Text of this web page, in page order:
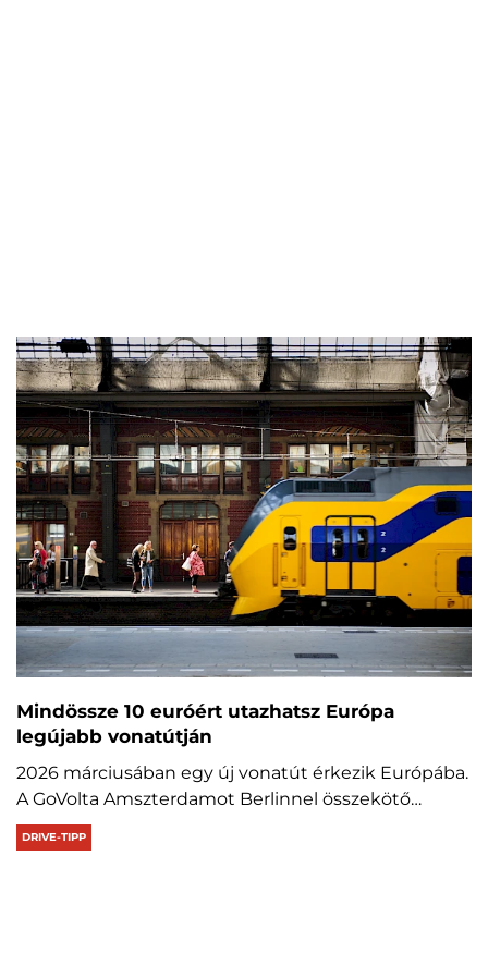
Mindössze 10 euróért utazhatsz Európa
legújabb vonatútján
2026 márciusában egy új vonatút érkezik Európába.
A GoVolta Amszterdamot Berlinnel összekötő…
DRIVE-TIPP